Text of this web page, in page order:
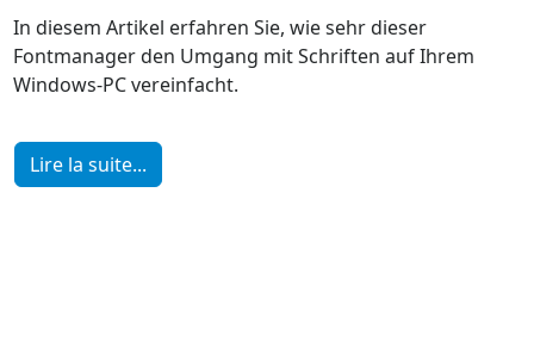
In diesem Artikel erfahren Sie, wie sehr dieser
Fontmanager den Umgang mit Schriften auf Ihrem
Windows-PC vereinfacht.
Lire la suite...